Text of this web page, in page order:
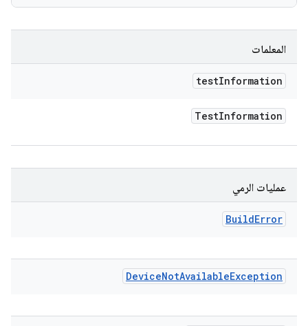
المعلمات
testInformation
TestInformation
عمليات الرمي
BuildError
DeviceNotAvailableException